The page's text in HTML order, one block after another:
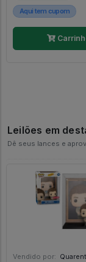
Aqui tem cupom
Leilões em
Dê seus lances e
Vendido por: Quarentena